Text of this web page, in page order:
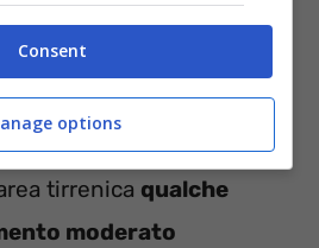
il fine settimana
svariati, e dare ai cieli del
tirrenica qualche
moderato
Consent
options